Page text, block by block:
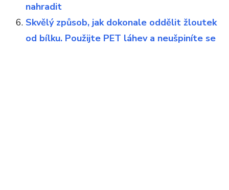
nahradit
Skvělý způsob, jak dokonale oddělit žloutek
od bílku. Použijte PET láhev a neušpiníte se